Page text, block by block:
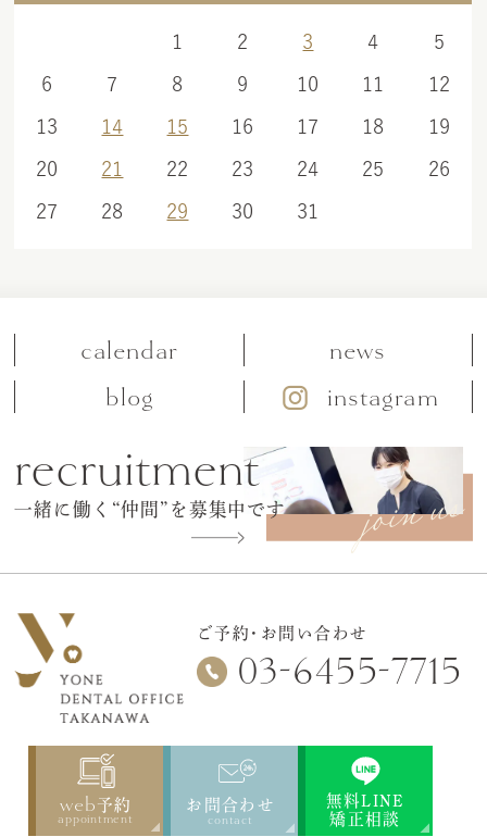
1 2 3 4 5
6 7 8 9 10 11 12
13 14 15 16 17 18 19
20 21 22 23 24 25 26
27 28 29 30 31
calendar
news
blog
instagram
recruitment
一緒に働く“仲間”を募集中です
ご予約・お問い合わせ
03-6455-7715
web 予約
appointment
お問合わせ
contact
無料LINE
矯正相談